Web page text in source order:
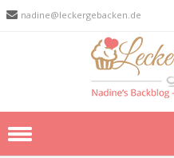
nadine@leckergebacken.de